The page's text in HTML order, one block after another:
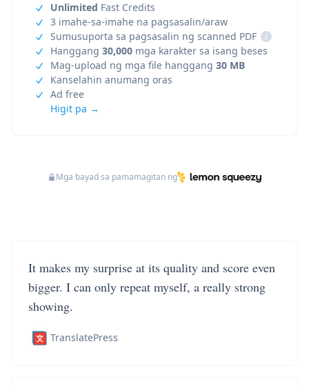
Unlimited Fast Credits
3 imahe-sa-imahe na pagsasalin/araw
Sumusuporta sa pagsasalin ng scanned PDF
i
Hanggang 30,000 mga karakter sa isang beses
Mag-upload ng mga file hanggang 30 MB
Kanselahin anumang oras
Ad free
Higit pa →
Mga bayad sa pamamagitan ng
It makes my surprise at its quality and score even
bigger. I can only repeat myself, a really strong
showing.
TranslatePress